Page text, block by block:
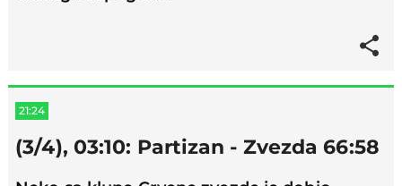
21:24
(3/4), 03:10: Partizan - Zvezda 66:58